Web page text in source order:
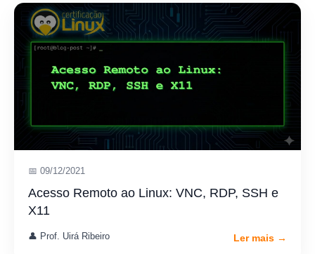
📅 09/12/2021
Acesso Remoto ao Linux: VNC, RDP, SSH e
X11
👤 Prof. Uirá Ribeiro Ler mais →